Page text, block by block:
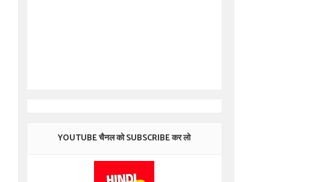
YOUTUBE चैनल को SUBSCRIBE कर लो